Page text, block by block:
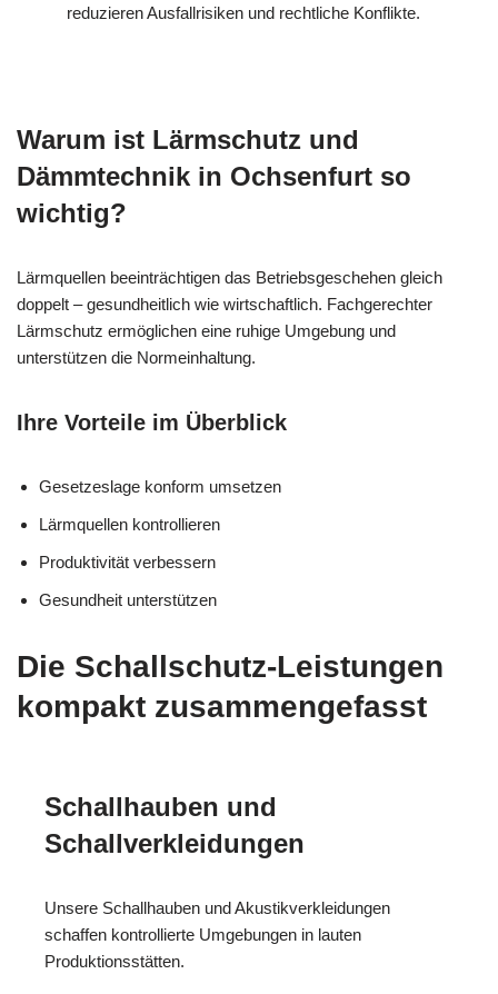
reduzieren Ausfallrisiken und rechtliche Konflikte.
Warum ist Lärmschutz und
Dämmtechnik in Ochsenfurt so
wichtig?
Lärmquellen beeinträchtigen das Betriebsgeschehen gleich
doppelt – gesundheitlich wie wirtschaftlich. Fachgerechter
Lärmschutz ermöglichen eine ruhige Umgebung und
unterstützen die Normeinhaltung.
Ihre Vorteile im Überblick
Gesetzeslage konform umsetzen
Lärmquellen kontrollieren
Produktivität verbessern
Gesundheit unterstützen
Die Schallschutz-Leistungen
kompakt zusammengefasst
Schallhauben und
Schallverkleidungen
Unsere Schallhauben und Akustikverkleidungen
schaffen kontrollierte Umgebungen in lauten
Produktionsstätten.